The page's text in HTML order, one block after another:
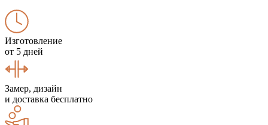
Изготовление
от 5 дней
Замер, дизайн
и доставка бесплатно